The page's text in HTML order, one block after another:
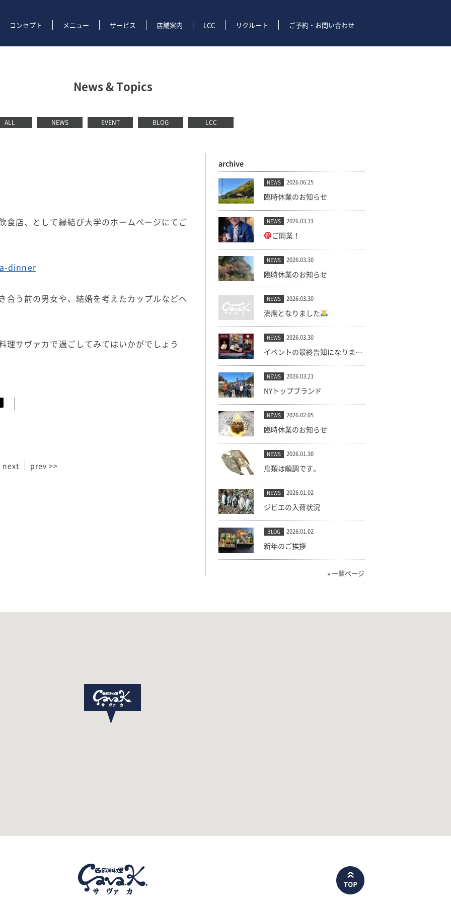
コンセプト メニュー サービス 店舗案内 LCC リクルート ご予約・お問い合わせ
News & Topics
ALL NEWS EVENT BLOG LCC
食店、として縁結び大学のホームページにてご
dinner
合う前の男女や、結婚を考えたカップルなどへ
理サヴァカで過ごしてみてはいかがでしょう
next prev >>
archive
NEWS 2026.06.25
臨時休業のお知らせ
NEWS 2026.03.31
ご開業！
NEWS 2026.03.30
臨時休業のお知らせ
NEWS 2026.03.30
満席となりました
NEWS 2026.03.30
イベントの最終告知になります。(キャンセル出ました！)
NEWS 2026.03.21
NYトップブランド
NEWS 2026.02.05
臨時休業のお知らせ
NEWS 2026.01.30
鳥類は順調です。
NEWS 2026.01.02
ジビエの入荷状況
BLOG 2026.01.02
新年のご挨拶
» 一覧ページ